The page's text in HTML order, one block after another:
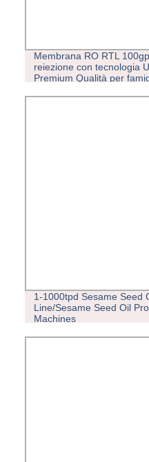
Membrana RO RTL
reiezione con tecnologia
Premium Qualità per
inverso Elemento osmosi
1-1000tpd Sesame Seed
Line/Sesame Seed Oil
Machines